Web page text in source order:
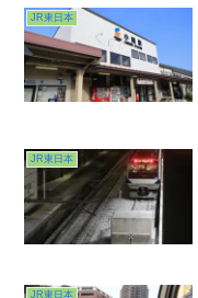
JR東日本
JR東日本
JR東日本